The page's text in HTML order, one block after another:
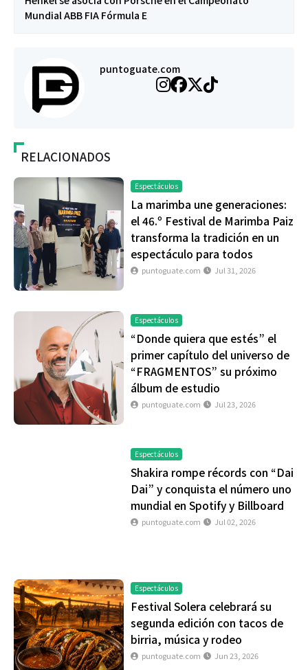
Mundial ABB FIA Fórmula E
puntoguate.com
RELACIONADOS
Espectáculos
La marimba une generaciones:
el 46.º Festival de Marimba Paiz
transforma la tradición en un
espectáculo para todos
puntoguate.com Jul 31, 2026
Espectáculos
“Donde quiera que estés” el
primer capítulo del universo de
“FRAGMENTOS” su próximo
álbum de estudio
puntoguate.com Jul 23, 2026
Espectáculos
Shakira rompe récords con “Dai
Dai” y conquista el número uno
mundial en Spotify y Billboard
puntoguate.com Jul 02, 2026
Espectáculos
Festival Solera celebrará su
segunda edición con tacos de
birria, música y rodeo
puntoguate.com Jun 23, 2026